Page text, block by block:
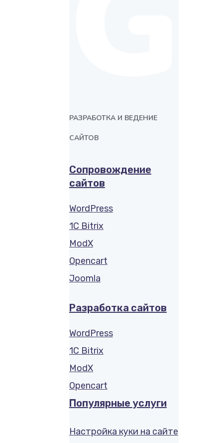
РАЗРАБОТКА И ВЕДЕНИЕ
САЙТОВ
Сопровождение
сайтов
WordPress
1C Bitrix
ModX
Opencart
Joomla
Разработка сайтов
WordPress
1C Bitrix
ModX
Opencart
Популярные услуги
Настройка куки на сайте